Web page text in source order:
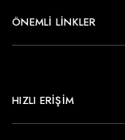
ÖNEMLI LINKLER
HIZLI ERİŞİM